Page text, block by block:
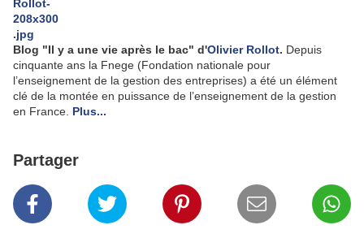
Blog "Il y a une vie après le bac" d'Olivier Rollot. Depuis
cinquante ans la Fnege (Fondation nationale pour
l’enseignement de la gestion des entreprises) a été un élément
clé de la montée en puissance de l’enseignement de la gestion
en France. Plus...
Partager